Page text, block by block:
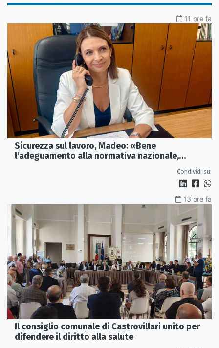
11 ore fa
Sicurezza sul lavoro, Madeo: «Bene
l'adeguamento alla normativa nazionale,
Condividi su:
13 ore fa
Il consiglio comunale di Castrovillari unito per
difendere il diritto alla salute